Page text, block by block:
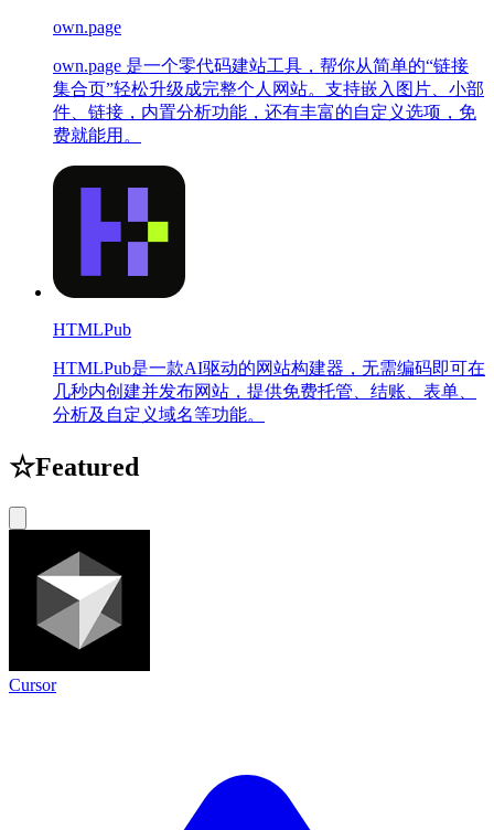
own.page
own.page 是一个零代码建站工具，帮你从简单的“链接
集合页”轻松升级成完整个人网站。支持嵌入图片、小部
件、链接，内置分析功能，还有丰富的自定义选项，免
费就能用。
HTMLPub
HTMLPub是一款AI驱动的网站构建器，无需编码即可在
几秒内创建并发布网站，提供免费托管、结账、表单、
分析及自定义域名等功能。
☆Featured
Cursor